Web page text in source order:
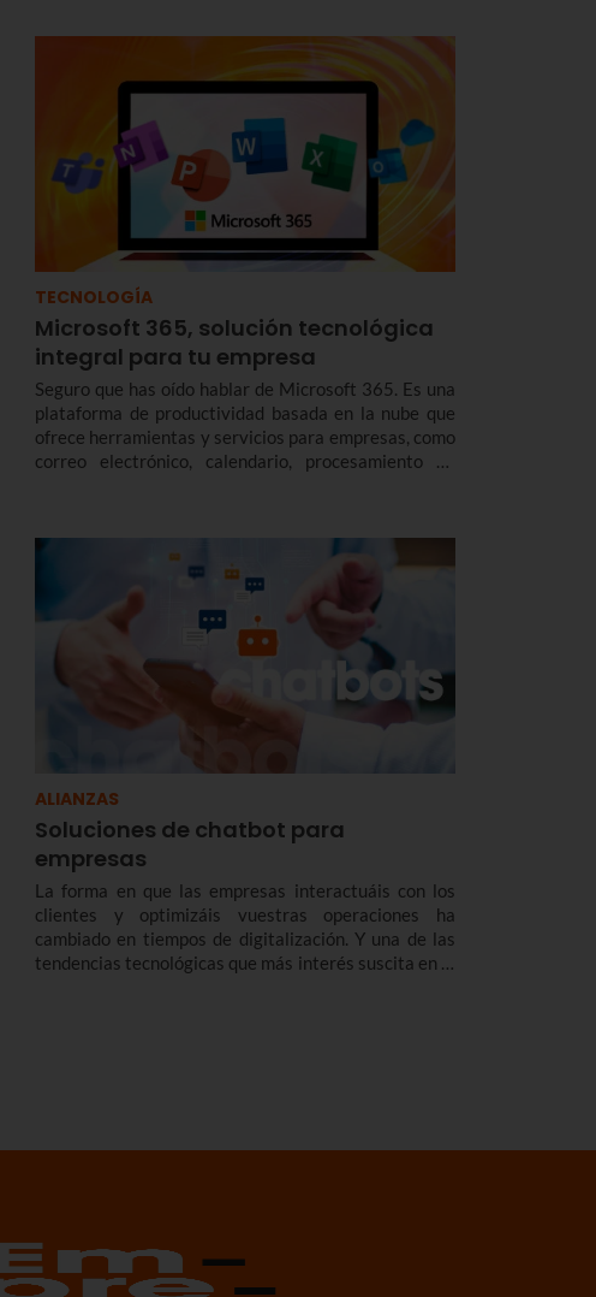
ello y ya estamos trabajando en proyectos pioneros.
TECNOLOGÍA
Microsoft 365, solución tecnológica
integral para tu empresa
Seguro que has oído hablar de Microsoft 365. Es una
plataforma de productividad basada en la nube que
ofrece herramientas y servicios para empresas, como
correo electrónico, calendario, procesamiento de
ALIANZAS
Soluciones de chatbot para
empresas
La forma en que las empresas interactuáis con los
clientes y optimizáis vuestras operaciones ha
cambiado en tiempos de digitalización. Y una de las
tendencias tecnológicas que más interés suscita en la